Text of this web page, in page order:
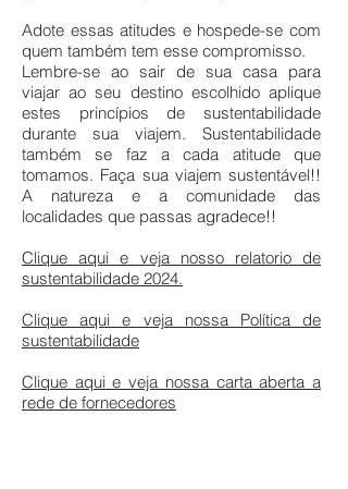
Adote essas atitudes e hospede-se com
quem também tem esse compromisso.
Lembre-se ao sair de sua casa para
viajar ao seu destino escolhido aplique
estes princípios de sustentabilidade
durante sua viajem. Sustentabilidade
também se faz a cada atitude que
tomamos. Faça sua viajem sustentável!!
A natureza e a comunidade das
localidades que passas agradece!!
Clique aqui e veja nosso relatorio de
sustentabilidade 2024.
Clique aqui e veja nossa Política de
sustentabilidade
Clique aqui e veja nossa carta aberta a
rede de fornecedores